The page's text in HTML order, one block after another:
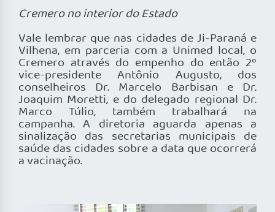
Cremero no interior do Estado
Vale lembrar que nas cidades de Ji-Paraná e
Vilhena, em parceria com a Unimed local, o
Cremero através do empenho do então 2º
vice-presidente Antônio Augusto, dos
conselheiros Dr. Marcelo Barbisan e Dr.
Joaquim Moretti, e do delegado regional Dr.
Marco Túlio, também trabalhará na
campanha. A diretoria aguarda apenas a
sinalização das secretarias municipais de
saúde das cidades sobre a data que ocorrerá
a vacinação.